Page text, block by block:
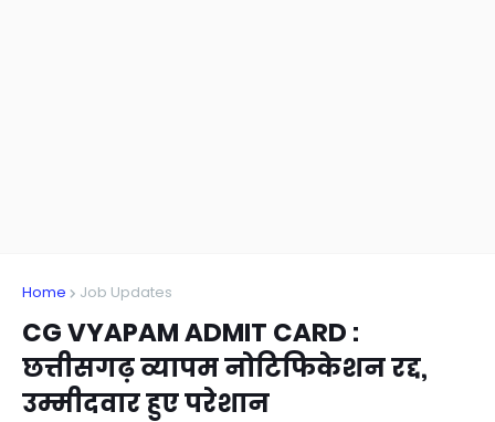
Home Job Updates
CG VYAPAM ADMIT CARD :
छत्तीसगढ़ व्यापम नोटिफिकेशन रद्द,
उम्मीदवार हुए परेशान